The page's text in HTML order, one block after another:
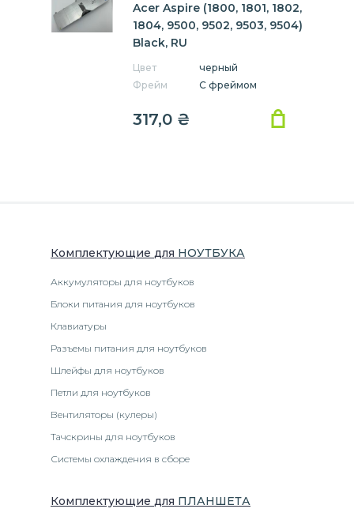
Acer Aspire (1800, 1801, 1802,
1804, 9500, 9502, 9503, 9504)
Black, RU
Цвет
черный
Фрейм
С фреймом
317,0 ₴
Комплектующие для НОУТБУКА
Аккумуляторы для ноутбуков
Блоки питания для ноутбуков
Клавиатуры
Разъемы питания для ноутбуков
Шлейфы для ноутбуков
Петли для ноутбуков
Вентиляторы (кулеры)
Тачскрины для ноутбуков
Системы охлаждения в сборе
Комплектующие для ПЛАНШЕТА